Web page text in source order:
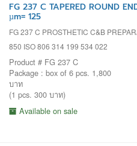
FG 237 C TAPERED ROUND
µm= 125
FG 237 C PROSTHETIC C&B
850 ISO 806 314 199 534 022
Product # FG 237 C
Package : box of 6 pcs. 1,800
บาท
(1 pcs. 300 บาท)
Available on sale